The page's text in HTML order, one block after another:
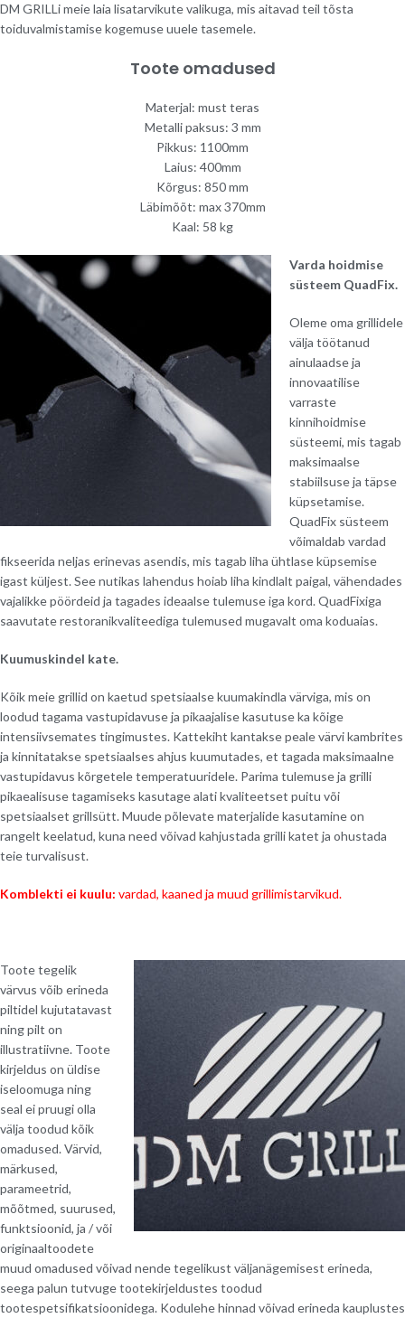
DM GRILLi meie laia lisatarvikute valikuga, mis aitavad teil tõsta
toiduvalmistamise kogemuse uuele tasemele.
Toote omadused
Materjal: must teras
Metalli paksus: 3 mm
Pikkus: 1100mm
Laius: 400mm
Kõrgus: 850 mm
Läbimõõt: max 370mm
Kaal: 58 kg
Varda hoidmise
süsteem QuadFix.
Oleme oma grillidele
välja töötanud
ainulaadse ja
innovaatilise
varraste
kinnihoidmise
süsteemi, mis tagab
maksimaalse
stabiilsuse ja täpse
küpsetamise.
QuadFix süsteem
võimaldab vardad
fikseerida neljas erinevas asendis, mis tagab liha ühtlase küpsemise
igast küljest. See nutikas lahendus hoiab liha kindlalt paigal, vähendades
vajalikke pöördeid ja tagades ideaalse tulemuse iga kord. QuadFixiga
saavutate restoranikvaliteediga tulemused mugavalt oma koduaias.
Kuumuskindel kate.
Kõik meie grillid on kaetud spetsiaalse kuumakindla värviga, mis on
loodud tagama vastupidavuse ja pikaajalise kasutuse ka kõige
intensiivsemates tingimustes. Kattekiht kantakse peale värvi kambrites
ja kinnitatakse spetsiaalses ahjus kuumutades, et tagada maksimaalne
vastupidavus kõrgetele temperatuuridele. Parima tulemuse ja grilli
pikaealisuse tagamiseks kasutage alati kvaliteetset puitu või
spetsiaalset grillsütt. Muude põlevate materjalide kasutamine on
rangelt keelatud, kuna need võivad kahjustada grilli katet ja ohustada
teie turvalisust.
Komblekti ei kuulu: vardad, kaaned ja muud grillimistarvikud.
Toote tegelik
värvus võib erineda
piltidel kujutatavast
ning pilt on
illustratiivne. Toote
kirjeldus on üldise
iseloomuga ning
seal ei pruugi olla
välja toodud kõik
omadused. Värvid,
märkused,
parameetrid,
mõõtmed, suurused,
funktsioonid, ja / või
originaaltoodete
muud omadused võivad nende tegelikust väljanägemisest erineda,
seega palun tutvuge tootekirjeldustes toodud
tootespetsifikatsioonidega. Kodulehe hinnad võivad erineda kauplustes